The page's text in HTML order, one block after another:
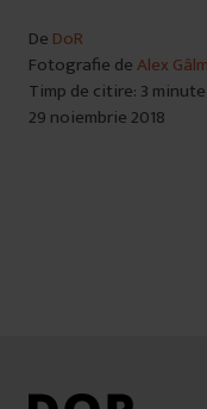
De DoR
Fotografie deAlex
Timp de citire: 3 minute
29 noiembrie 2018